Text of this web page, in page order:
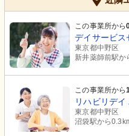
この事業所から
デイサービス
東京都中野区
新井薬師前駅か
この事業所から
リハビリデ
東京都中野区
沼袋駅から